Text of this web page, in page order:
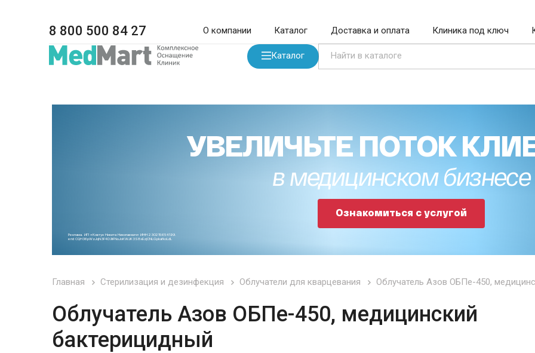
8 800 500 84 27 О компании Каталог Доставка и оплата Клиника под ключ
Каталог
УВЕЛИЧЬТЕ ПОТОК
в медицинском бизнесе
Ознакомиться с услугой
Реклама. ИП «Ковтун Никита Николаевич» ИНН 230215654199.
erid CQH36pWzJqN3F4D9iFNoJoKWJK3S8xEzjCNLGpkafkoLdL
Главная Стерилизация и дезинфекция Облучатели для кварцевания Облучатель Азов ОБПе-450,
Облучатель Азов ОБПе-450, медицинский
бактерицидный